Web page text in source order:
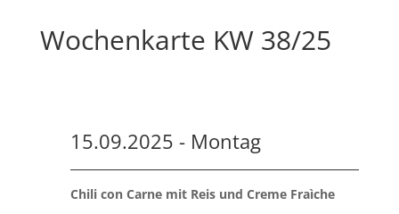
Wochenkarte KW 38/25
15.09.2025 - Montag
Chili con Carne mit Reis und Creme Fraìche